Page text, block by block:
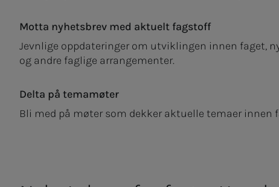
Motta nyhetsbrev med aktuelt fagstoff
Jevnlige oppdateringer om utviklingen innen faget,
og andre faglige arrangementer.
Delta på temamøter
Bli med på møter som dekker aktuelle temaer innen